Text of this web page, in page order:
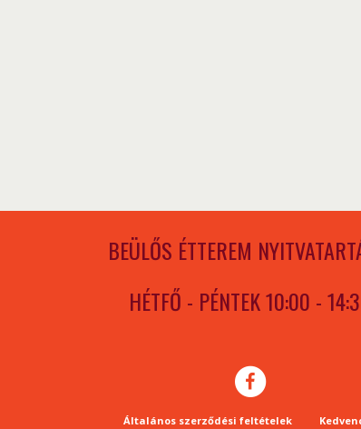
BEÜLŐS ÉTTEREM
HÉTFŐ - PÉNTEK 10:00 -
Általános szerződési feltételek